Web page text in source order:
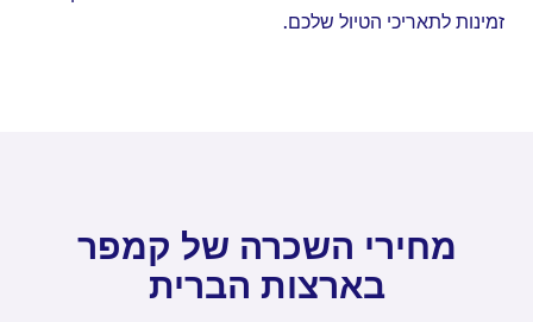
זמינות לתאריכי הטיול שלכם.
מחירי השכרה של קמפר
בארצות הברית